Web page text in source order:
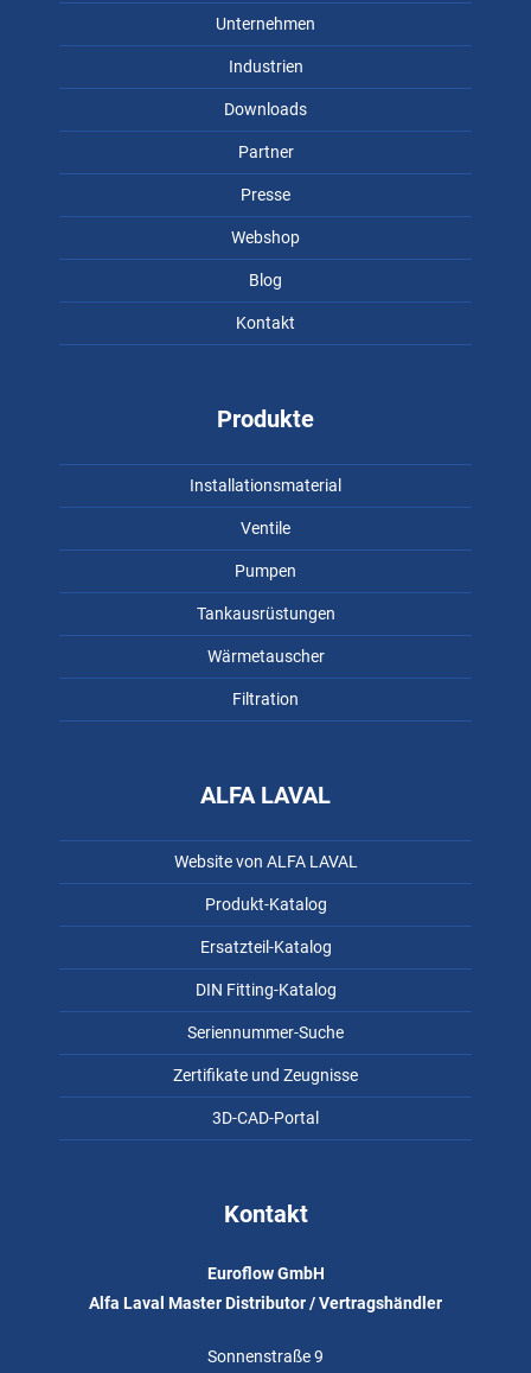
Unternehmen
Industrien
Downloads
Partner
Presse
Webshop
Blog
Kontakt
Produkte
Installationsmaterial
Ventile
Pumpen
Tankausrüstungen
Wärmetauscher
Filtration
ALFA LAVAL
Website von ALFA LAVAL
Produkt-Katalog
Ersatzteil-Katalog
DIN Fitting-Katalog
Seriennummer-Suche
Zertifikate und Zeugnisse
3D-CAD-Portal
Kontakt
Euroflow GmbH
Alfa Laval Master Distributor / Vertragshändler
Sonnenstraße 9